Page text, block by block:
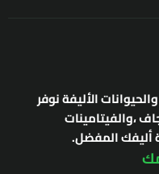
الأليفة نوفر
،والفيتامينات
أليفك المفضل.